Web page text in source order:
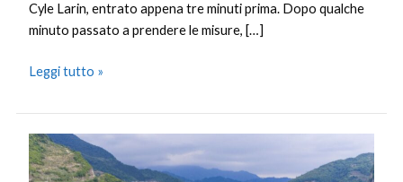
Cyle Larin, entrato appena tre minuti prima. Dopo qualche
minuto passato a prendere le misure, […]
Leggi tutto »
La
Cina